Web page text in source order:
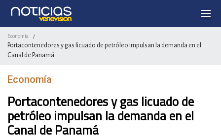
Economía /
Portacontenedores y gas licuado de petróleo impulsan la demanda en el
Canal de Panamá
Economía
Portacontenedores y gas licuado de
petróleo impulsan la demanda en el
Canal de Panamá